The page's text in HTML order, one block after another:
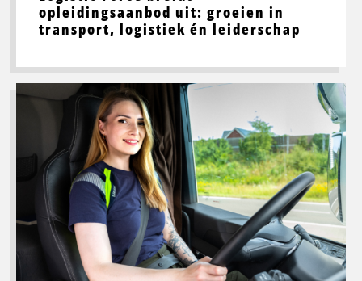
opleidingsaanbod uit: groeien in
transport, logistiek én leiderschap
Lees
Beste
wegrestaurants
Noord-
Nederland
voor
vrachtwagenchauffeurs